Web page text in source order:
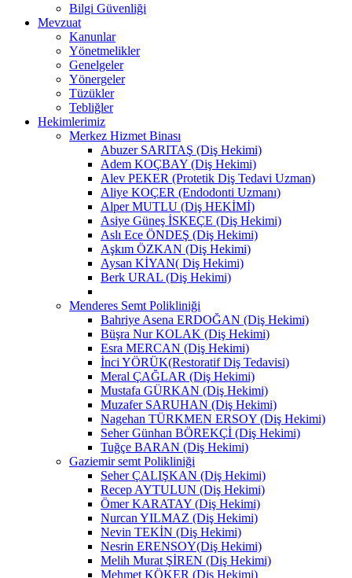
Bilgi Güvenliği
Mevzuat
Kanunlar
Yönetmelikler
Genelgeler
Yönergeler
Tüzükler
Tebliğler
Hekimlerimiz
Merkez Hizmet Binası
Abuzer SARITAŞ (Diş Hekimi)
Adem KOÇBAY (Diş Hekimi)
Alev PEKER (Protetik Diş Tedavi Uzman)
Aliye KOÇER (Endodonti Uzmanı)
Alper MUTLU (Diş HEKİMİ)
Asiye Güneş İSKEÇE (Diş Hekimi)
Aslı Ece ÖNDEŞ (Diş Hekimi)
Aşkım ÖZKAN (Diş Hekimi)
Aysan KİYAN( Diş Hekimi)
Berk URAL (Diş Hekimi)
Menderes Semt Polikliniği
Bahriye Asena ERDOĞAN (Diş Hekimi)
Büşra Nur KOLAK (Diş Hekimi)
Esra MERCAN (Diş Hekimi)
İnci YÖRÜK(Restoratif Diş Tedavisi)
Meral ÇAĞLAR (Diş Hekimi)
Mustafa GÜRKAN (Diş Hekimi)
Muzafer SARUHAN (Diş Hekimi)
Nagehan TÜRKMEN ERSOY (Diş Hekimi)
Seher Günhan BÖREKÇİ (Diş Hekimi)
Tuğçe BARAN (Diş Hekimi)
Gaziemir semt Polikliniği
Seher ÇALIŞKAN (Diş Hekimi)
Recep AYTULUN (Diş Hekimi)
Ömer KARATAY (Diş Hekimi)
Nurcan YILMAZ (Diş Hekimi)
Nevin TEKİN (Diş Hekimi)
Nesrin ERENSOY(Diş Hekimi)
Melih Murat ŞİREN (Diş Hekimi)
Mehmet KÖKER (Diş Hekimi)